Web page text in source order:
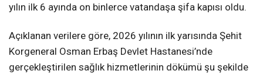
yılın ilk 6 ayında on binlerce vatandaşa şifa kapısı oldu.
Açıklanan verilere göre, 2026 yılının ilk yarısında Şehit
Korgeneral Osman Erbaş Devlet Hastanesi’nde
gerçekleştirilen sağlık hizmetlerinin dökümü şu şekilde